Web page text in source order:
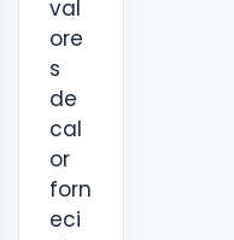
val
ore
s
de
cal
or
forn
eci